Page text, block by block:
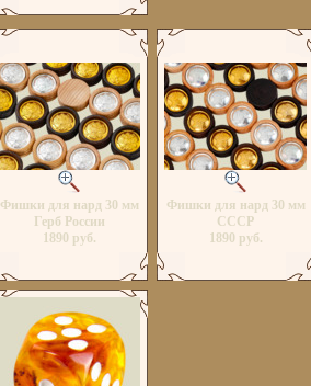
Фишки для нард 30 мм
Герб России
1890 руб.
Фишки для нард 30 мм
СССР
1890 руб.